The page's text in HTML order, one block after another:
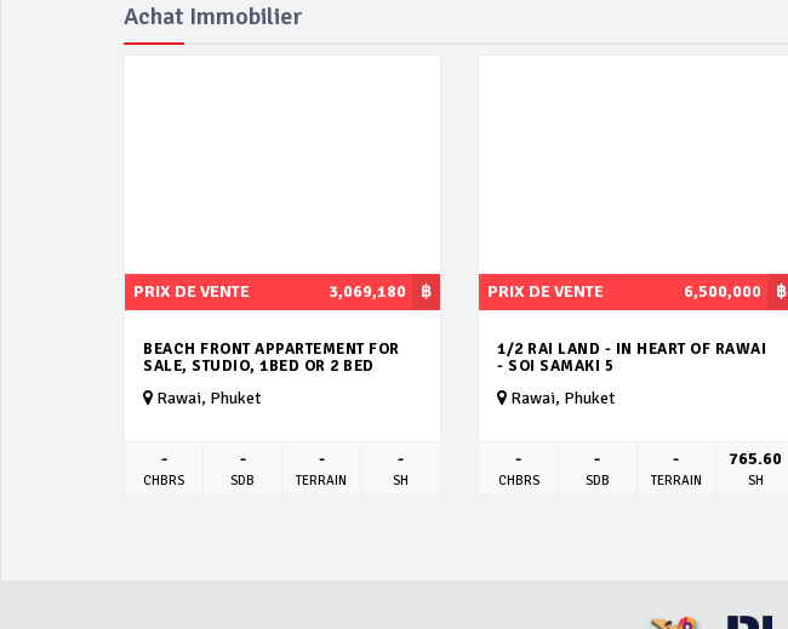
Achat Immobilier
฿
PRIX DE VENTE 3,069,180
BEACH FRONT APPARTEMENT FOR
SALE, STUDIO, 1BED OR 2 BED
Rawai, Phuket
-
CHBRS
-
SDB
-
TERRAIN
-
SH
฿
PRIX DE VENTE 6,500,000
1/2 RAI LAND - IN HEART OF RAWAI
- SOI SAMAKI 5
Rawai, Phuket
-
CHBRS
-
SDB
-
TERRAIN
765.60
SH